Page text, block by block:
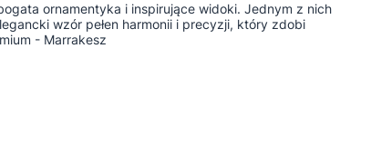
ornamentyka i inspirujące widoki. Jednym z nich
wzór pełen harmonii i precyzji, który zdobi
- Marrakesz